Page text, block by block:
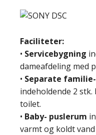
Faciliteter:
• Servicebygning
dameafdeling med
• Separate
indeholdende 2
toilet.
• Baby- puslerum
varmt og koldt